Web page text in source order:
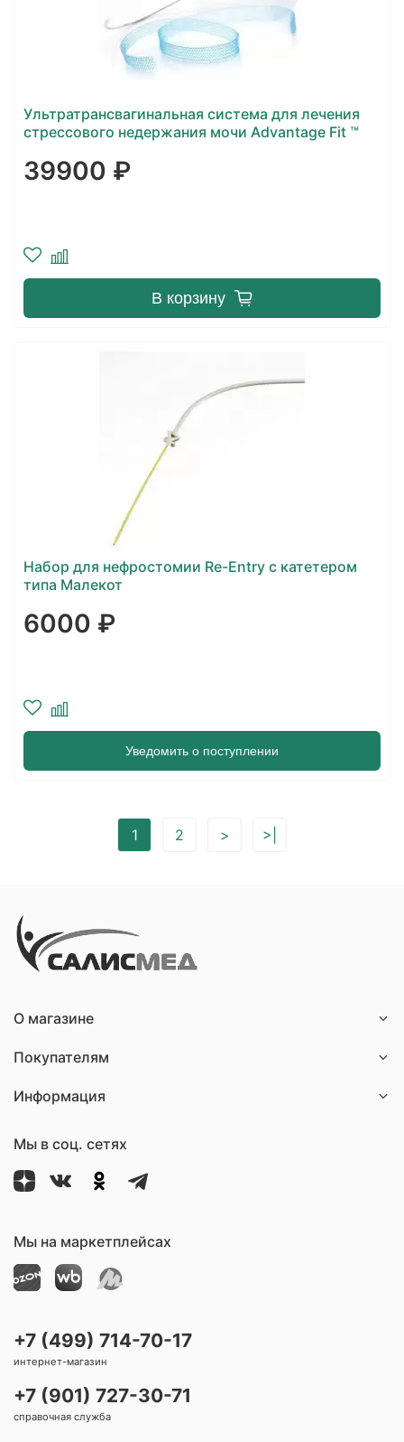
Ультратрансвагинальная система для лечения
стрессового недержания мочи Advantage Fit ™
39900 ₽
В корзину
Набор для нефростомии Re-Entry с катетером
типа Малекот
6000 ₽
Уведомить о поступлении
1 2 > >|
О магазине
Покупателям
Информация
Мы в соц. сетях
Мы на маркетплейсах
+7 (499) 714-70-17
интернет-магазин
+7 (901) 727-30-71
справочная служба